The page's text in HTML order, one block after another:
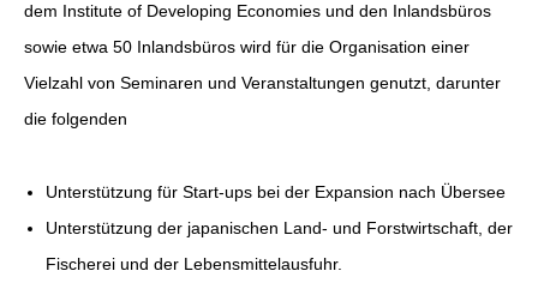
dem Institute of Developing Economies und den Inlandsbüros
sowie etwa 50 Inlandsbüros wird für die Organisation einer
Vielzahl von Seminaren und Veranstaltungen genutzt, darunter
die folgenden
Unterstützung für Start-ups bei der Expansion nach Übersee
Unterstützung der japanischen Land- und Forstwirtschaft, der
Fischerei und der Lebensmittelausfuhr.